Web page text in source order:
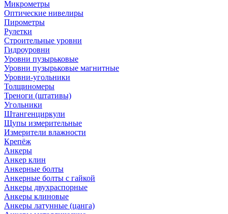
Микрометры
Оптические нивелиры
Пирометры
Рулетки
Строительные уровни
Гидроуровни
Уровни пузырьковые
Уровни пузырьковые магнитные
Уровни-угольники
Толщиномеры
Треноги (штативы)
Угольники
Штангенциркули
Щупы измерительные
Измерители влажности
Крепёж
Анкеры
Анкер клин
Анкерные болты
Анкерные болты с гайкой
Анкеры двухраспорные
Анкеры клиновые
Анкеры латунные (цанга)